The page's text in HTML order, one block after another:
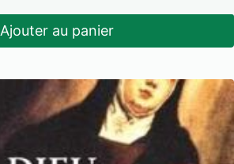
Ajouter au panier